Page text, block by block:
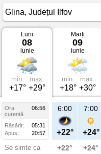
Vremea
Glina
08
iunie
2026
Județul
Ilfov
Luni
08
iunie
min.
+17°
max.
+29°
Marți
09
iunie
min.
+18°
max.
+30°
Ora
06:56
curentă
Răsărit:
05:31
Apus:
20:57
Se simte ca
6:00
+22°
+22°
7:00
+24°
+24°